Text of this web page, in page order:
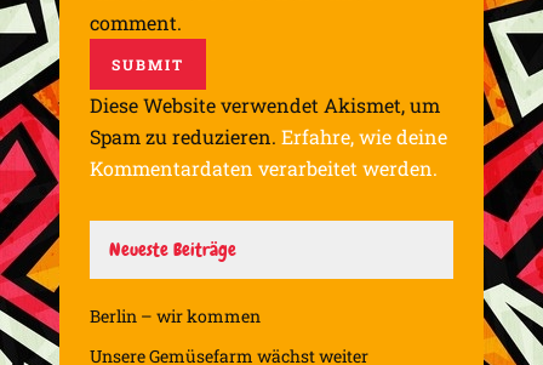
comment.
Diese Website verwendet Akismet, um
Spam zu reduzieren. Erfahre, wie deine
Kommentardaten verarbeitet werden.
Neueste Beiträge
Berlin – wir kommen
Unsere Gemüsefarm wächst weiter